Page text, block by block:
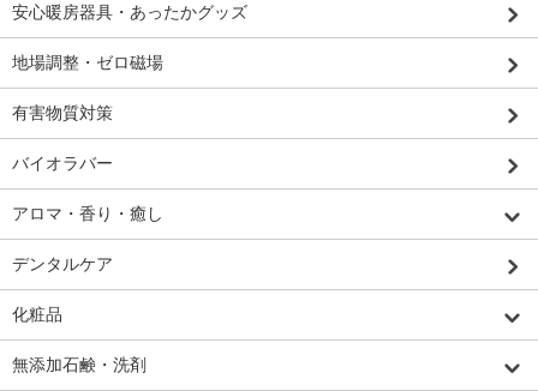
安心暖房器具・あったかグッズ
地場調整・ゼロ磁場
有害物質対策
バイオラバー
アロマ・香り・癒し
デンタルケア
化粧品
無添加石鹸・洗剤